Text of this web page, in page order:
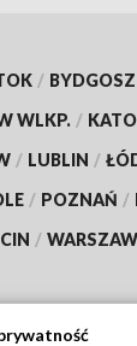
/
WLKP. /
/ LUBLIN /
/ POZNAŃ /
/